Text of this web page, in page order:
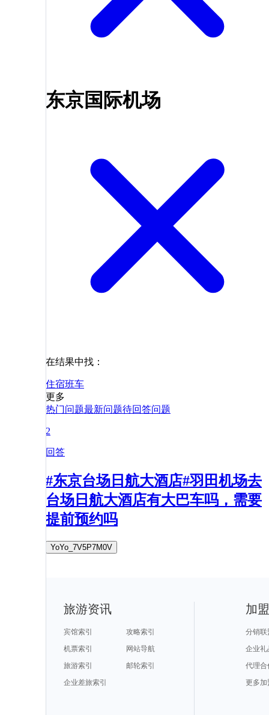
东京国际机场
在结果中找：
住宿班车
更多
热门问题最新问题待回答问题
2
回答
#东京台场日航大酒店#羽田机场去
台场日航大酒店有大巴车吗，需要
提前预约吗
YoYo_7V5P7M0V
旅游资讯
宾馆索引
攻略索引
机票索引
网站导航
旅游索引
邮轮索引
企业差旅索引
加
分销联
企业礼
代理合
更多加